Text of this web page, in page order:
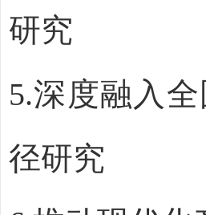
研究
5.深度融入
径研究